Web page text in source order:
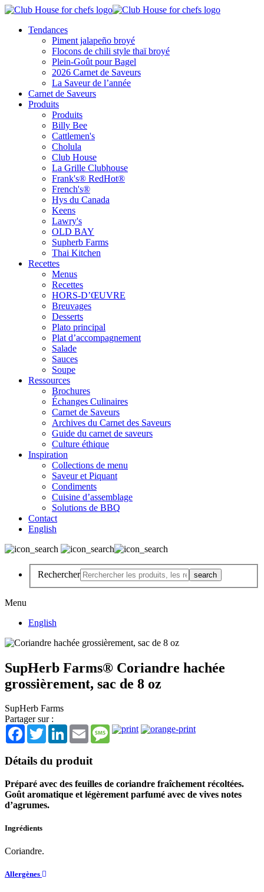
Tendances
Piment jalapeño broyé
Flocons de chili style thaï broyé
Plein-Goût pour Bagel
2026 Carnet de Saveurs
La Saveur de l’année
Carnet de Saveurs
Produits
Produits
Billy Bee
Cattlemen's
Cholula
Club House
La Grille Clubhouse
Frank's® RedHot®
French's®
Hys du Canada
Keens
Lawry's
OLD BAY
Supherb Farms
Thai Kitchen
Recettes
Menus
Recettes
HORS-D’ŒUVRE
Breuvages
Desserts
Plato principal
Plat d’accompagnement
Salade
Sauces
Soupe
Ressources
Brochures
Échanges Culinaires
Carnet de Saveurs
Archives du Carnet des Saveurs
Guide du carnet de saveurs
Culture éthique
Inspiration
Collections de menu
Saveur et Piquant
Condiments
Cuisine d’assemblage
Solutions de BBQ
Contact
English
Rechercher
Menu
English
SupHerb Farms® Coriandre hachée
grossièrement, sac de 8 oz
SupHerb Farms
Partager sur :
Facebook
TwitterLinkedInEmail Message
Détails du produit
Préparé avec des feuilles de coriandre fraîchement récoltées.
Goût aromatique et légèrement parfumé avec de vives notes
d’agrumes.
Ingrédients
Coriandre.
Allergènes